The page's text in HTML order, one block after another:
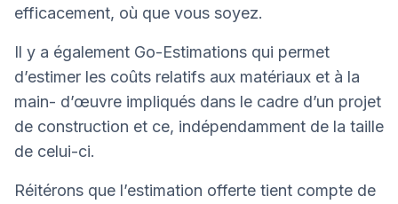
efficacement, où que vous soyez.
Il y a également Go-Estimations qui permet
d’estimer les coûts relatifs aux matériaux et à la
main- d’œuvre impliqués dans le cadre d’un projet
de construction et ce, indépendamment de la taille
de celui-ci.
Réitérons que l’estimation offerte tient compte de